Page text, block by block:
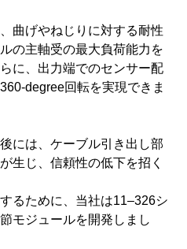
曲げやねじりに対する耐性
の主軸受の最大負荷能力を
に、出力端でのセンサー配
degree回転を実現できま
には、ケーブル引き出し部
生じ、信頼性の低下を招く
るために、当社は11–326シ
モジュールを開発しまし